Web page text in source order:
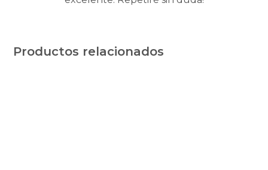
Productos relacionados